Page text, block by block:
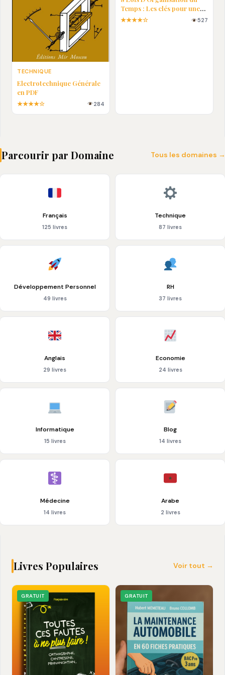
TECHNIQUE
Electrotechnique Générale
en PDF
★★★★☆ 284
Temps : Les clés pour une
vie plus efficace
★★★★☆ 527
Parcourir par Domaine Tous les domaines →
Français
125 livres
Technique
87 livres
Développement Personnel
49 livres
RH
37 livres
Anglais
29 livres
Economie
24 livres
Informatique
15 livres
Blog
14 livres
Médecine
14 livres
Arabe
2 livres
Livres Populaires Voir tout →
GRATUIT GRATUIT